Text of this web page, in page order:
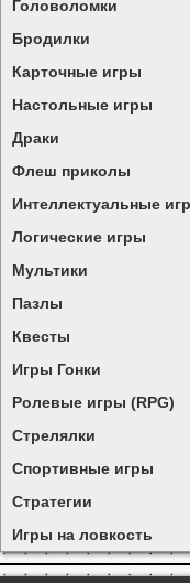
Головоломки
Бродилки
Карточные игры
Настольные игры
Драки
Флеш приколы
Интеллектуальные
Логические игры
Мультики
Пазлы
Квесты
Игры Гонки
Ролевые игры (RPG)
Стрелялки
Спортивные игры
Стратегии
Игры на ловкость